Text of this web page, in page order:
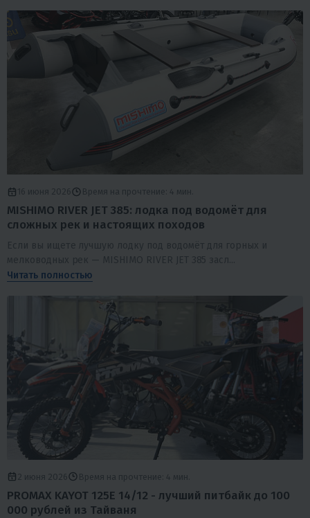
16 июня 2026 Время на прочтение: 4 мин.
MISHIMO RIVER JET 385: лодка под водомёт для
сложных рек и настоящих походов
Если вы ищете лучшую лодку под водомёт для горных и
мелководных рек — MISHIMO RIVER JET 385 засл...
Читать полностью
2 июня 2026 Время на прочтение: 4 мин.
PROMAX KAYOT 125E 14/12 - лучший питбайк до 100
000 рублей из Тайваня